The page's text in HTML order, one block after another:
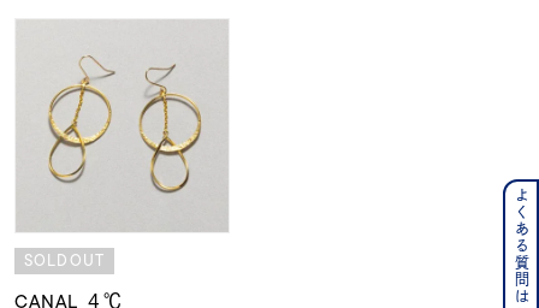
SOLDOUT
CANAL ４℃
よくある質問はこちら